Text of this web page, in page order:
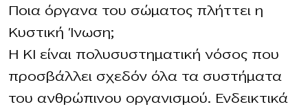
Ποια όργανα του σώματος πλήττει η
Κυστική Ίνωση;
Η ΚΙ είναι πολυσυστηματική νόσος που
προσβάλλει σχεδόν όλα τα συστήματα
του ανθρώπινου οργανισμού. Ενδεικτικά